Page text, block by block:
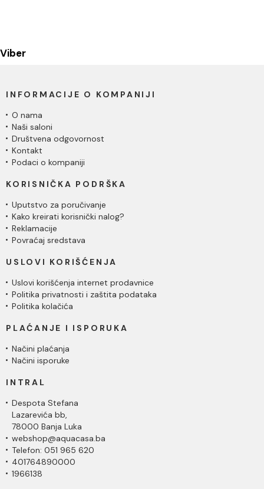
Viber
INFORMACIJE O KOMPANIJI
O nama
Naši saloni
Društvena odgovornost
Kontakt
Podaci o kompaniji
KORISNIČKA PODRŠKA
Uputstvo za poručivanje
Kako kreirati korisnički nalog?
Reklamacije
Povraćaj sredstava
USLOVI KORIŠĆENJA
Uslovi korišćenja internet prodavnice
Politika privatnosti i zaštita podataka
Politika kolačića
PLAĆANJE I ISPORUKA
Načini plaćanja
Načini isporuke
INTRAL
Despota Stefana
Lazarevića bb,
78000 Banja Luka
webshop@aquacasa.ba
Telefon: 051 965 620
401764890000
1966138